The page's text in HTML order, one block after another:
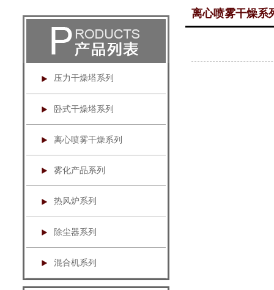
压力干燥塔系列
卧式干燥塔系列
离心喷雾干燥系列
雾化产品系列
热风炉系列
除尘器系列
混合机系列
离心喷雾干燥系